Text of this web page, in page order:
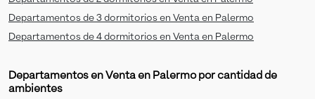
Departamentos de 3 dormitorios en Venta en Palermo
Departamentos de 4 dormitorios en Venta en Palermo
Departamentos en Venta en Palermo por cantidad de
ambientes